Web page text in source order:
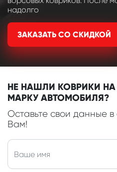
надолго
ЗАКАЗАТЬ СО СКИДКОЙ
НЕ НАШЛИ КОВРИКИ
МАРКУ АВТОМОБИЛЯ?
Оставьте свои данные
Вам!